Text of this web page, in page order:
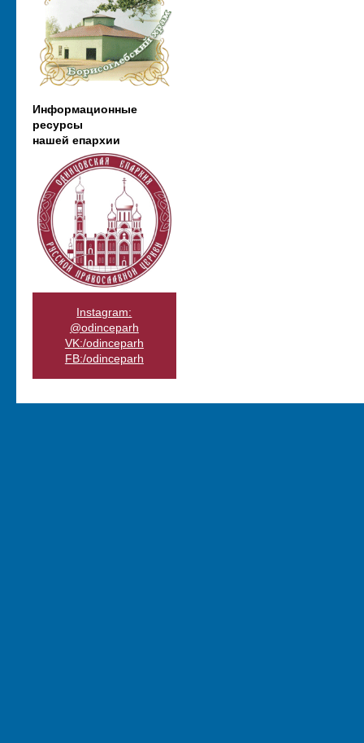
Информационные
ресурсы
нашей епархии
Instagram:
@odinceparh
VK:/odinceparh
FB:/odinceparh